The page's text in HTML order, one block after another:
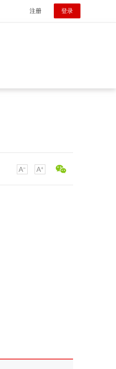
注册 登录